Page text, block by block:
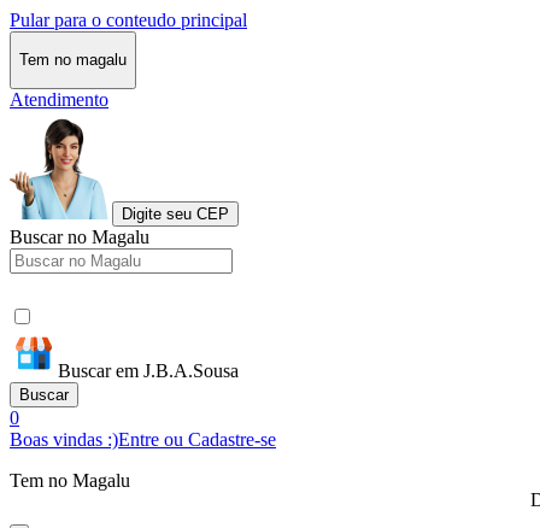
Pular para o conteudo principal
Tem no magalu
Atendimento
Digite seu CEP
Buscar no Magalu
Buscar em J.B.A.Sousa
Buscar
0
Boas vindas :)Entre ou Cadastre-se
Tem no Magalu